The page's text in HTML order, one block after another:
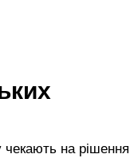
чекають на рішення